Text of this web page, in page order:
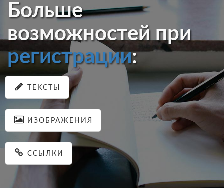
Больше
возможностей при
регистрации:
ТЕКСТЫ
ИЗОБРАЖЕНИЯ
ССЫЛКИ